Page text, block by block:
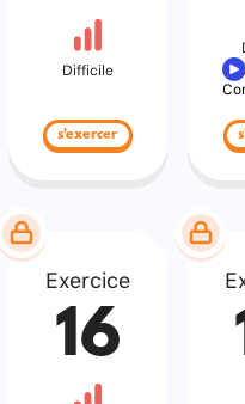
Difficile
s'exercer
Exercice
16